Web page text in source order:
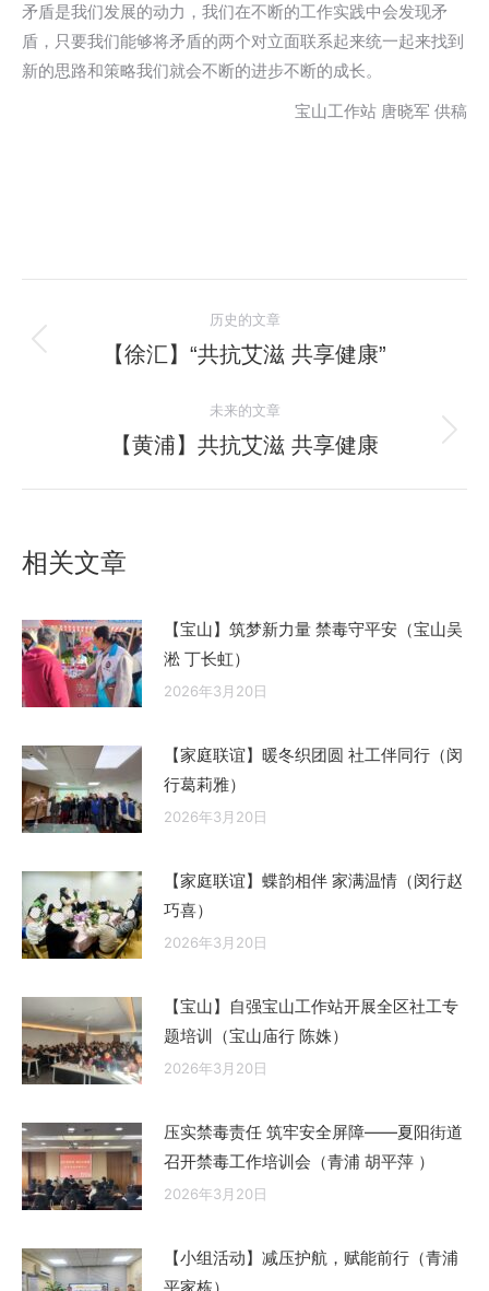
矛盾是我们发展的动力，我们在不断的工作实践中会发现矛
盾，只要我们能够将矛盾的两个对立面联系起来统一起来找到
新的思路和策略我们就会不断的进步不断的成长。
宝山工作站 唐晓军 供稿
章
历史的文章
历
的
文
【徐汇】“共抗艾滋 共享健康”
未来的文章
未
【黄浦】共抗艾滋 共享健康
相关文章
【宝山】筑梦新力量 禁毒守平安（宝山吴
淞 丁长虹）
2026年3月20日
【家庭联谊】暖冬织团圆 社工伴同行（闵
行葛莉雅）
2026年3月20日
【家庭联谊】蝶韵相伴 家满温情（闵行赵
巧喜）
2026年3月20日
【宝山】自强宝山工作站开展全区社工专
题培训（宝山庙行 陈姝）
2026年3月20日
压实禁毒责任 筑牢安全屏障——夏阳街道
召开禁毒工作培训会（青浦 胡平萍 ）
2026年3月20日
【小组活动】减压护航，赋能前行（青浦